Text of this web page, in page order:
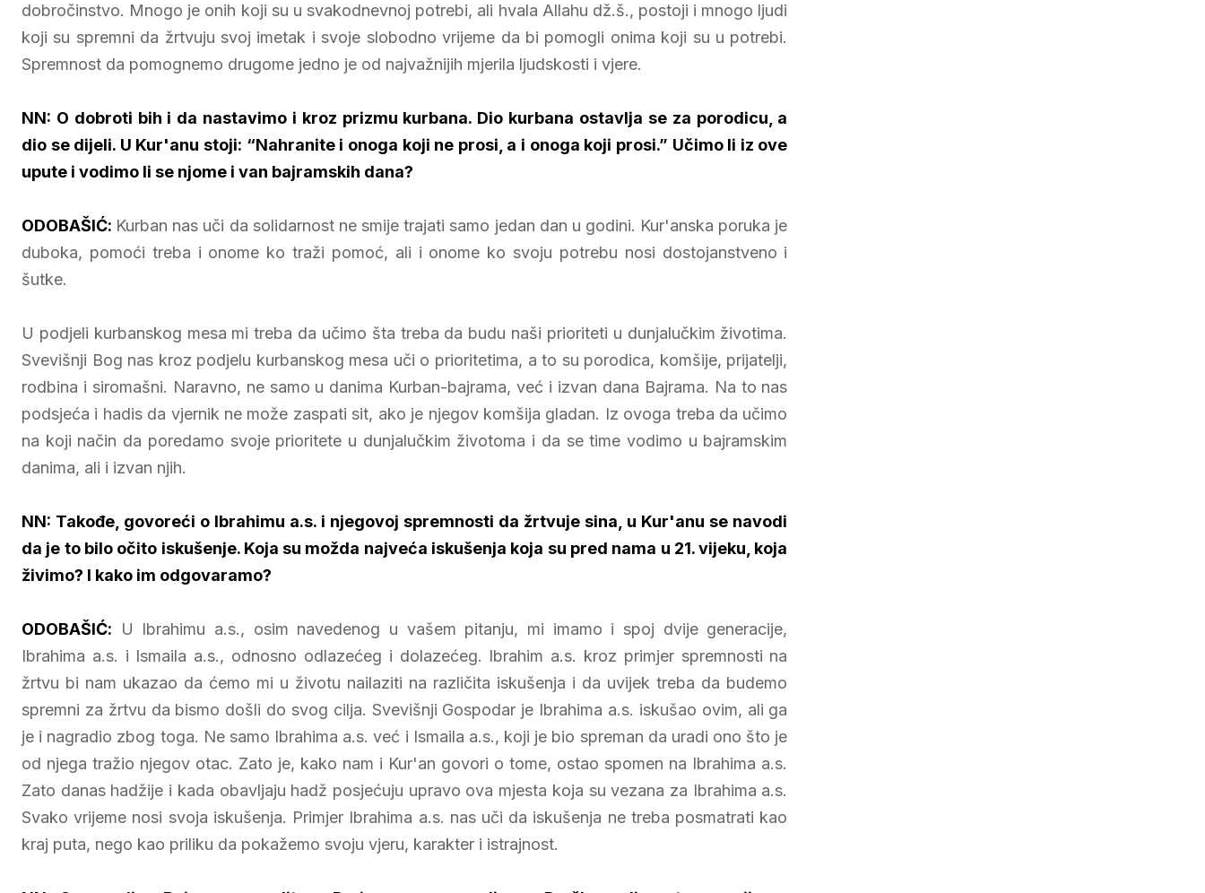
dobročinstvo. Mnogo je onih koji su u svakodnevnoj potrebi, ali hvala Allahu dž.š., postoji i mnogo ljudi
koji su spremni da žrtvuju svoj imetak i svoje slobodno vrijeme da bi pomogli onima koji su u potrebi.
Spremnost da pomognemo drugome jedno je od najvažnijih mjerila ljudskosti i vjere.
NN: O dobroti bih i da nastavimo i kroz prizmu kurbana. Dio kurbana ostavlja se za porodicu, a
dio se dijeli. U Kur'anu stoji: “Nahranite i onoga koji ne prosi, a i onoga koji prosi.” Učimo li iz ove
upute i vodimo li se njome i van bajramskih dana?
ODOBAŠIĆ: Kurban nas uči da solidarnost ne smije trajati samo jedan dan u godini. Kur'anska poruka je
duboka, pomoći treba i onome ko traži pomoć, ali i onome ko svoju potrebu nosi dostojanstveno i
šutke.
U podjeli kurbanskog mesa mi treba da učimo šta treba da budu naši prioriteti u dunjalučkim životima.
Svevišnji Bog nas kroz podjelu kurbanskog mesa uči o prioritetima, a to su porodica, komšije, prijatelji,
rodbina i siromašni. Naravno, ne samo u danima Kurban-bajrama, već i izvan dana Bajrama. Na to nas
podsjeća i hadis da vjernik ne može zaspati sit, ako je njegov komšija gladan. Iz ovoga treba da učimo
na koji način da poredamo svoje prioritete u dunjalučkim životoma i da se time vodimo u bajramskim
danima, ali i izvan njih.
NN: Takođe, govoreći o Ibrahimu a.s. i njegovoj spremnosti da žrtvuje sina, u Kur'anu se navodi
da je to bilo očito iskušenje. Koja su možda najveća iskušenja koja su pred nama u 21. vijeku, koja
živimo? I kako im odgovaramo?
ODOBAŠIĆ: U Ibrahimu a.s., osim navedenog u vašem pitanju, mi imamo i spoj dvije generacije,
Ibrahima a.s. i Ismaila a.s., odnosno odlazećeg i dolazećeg. Ibrahim a.s. kroz primjer spremnosti na
žrtvu bi nam ukazao da ćemo mi u životu nailaziti na različita iskušenja i da uvijek treba da budemo
spremni za žrtvu da bismo došli do svog cilja. Svevišnji Gospodar je Ibrahima a.s. iskušao ovim, ali ga
je i nagradio zbog toga. Ne samo Ibrahima a.s. već i Ismaila a.s., koji je bio spreman da uradi ono što je
od njega tražio njegov otac. Zato je, kako nam i Kur'an govori o tome, ostao spomen na Ibrahima a.s.
Zato danas hadžije i kada obavljaju hadž posjećuju upravo ova mjesta koja su vezana za Ibrahima a.s.
Svako vrijeme nosi svoja iskušenja. Primjer Ibrahima a.s. nas uči da iskušenja ne treba posmatrati kao
kraj puta, nego kao priliku da pokažemo svoju vjeru, karakter i istrajnost.